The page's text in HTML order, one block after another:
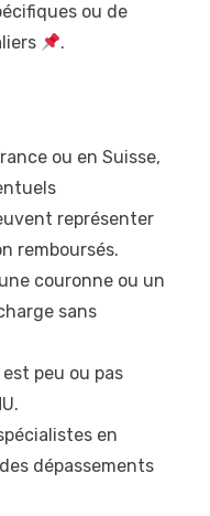
ou de
.
ou en Suisse,
représenter
remboursés.
couronne ou un
sans
peu ou pas
en
dépassements